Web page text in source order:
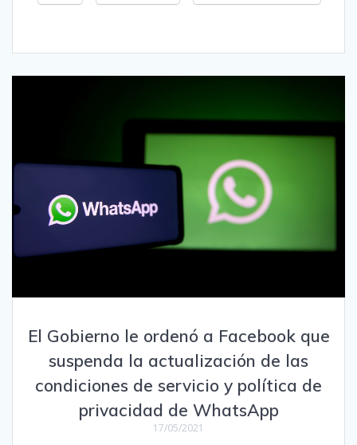
El Gobierno le ordenó a Facebook que
suspenda la actualización de las
condiciones de servicio y política de
privacidad de WhatsApp
17/05/2021